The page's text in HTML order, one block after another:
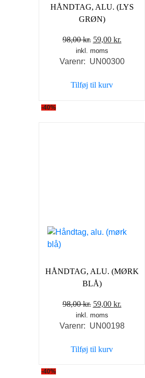
HÅNDTAG, ALU. (LYS
GRØN)
98,00kr. Den
oprindelige
pris
98,00 kr..
59,00 kr.
pris
inkl. moms
Varenr: UN00300
Tilføj til kurv
-40%
HÅNDTAG, ALU. (MØRK
BLÅ)
98,00kr. Den
oprindelige
pris
98,00 kr..
59,00 kr.
pris
inkl. moms
Varenr: UN00198
Tilføj til kurv
-40%